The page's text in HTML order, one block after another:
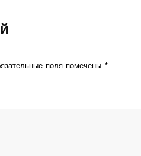
поля помечены *